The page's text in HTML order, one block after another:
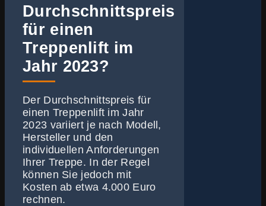
Durchschnittspreis
für einen
Treppenlift im
Jahr 2023?
Der Durchschnittspreis für
einen Treppenlift im Jahr
2023 variiert je nach Modell,
Hersteller und den
individuellen Anforderungen
Ihrer Treppe. In der Regel
können Sie jedoch mit
Kosten ab etwa 4.000 Euro
rechnen.